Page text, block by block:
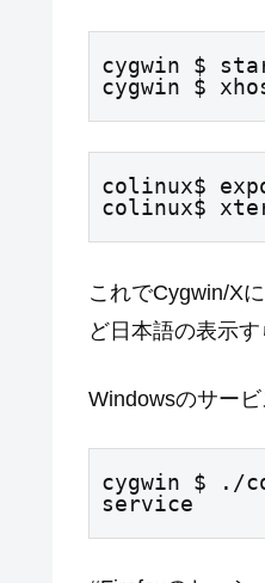
cygwin $
cygwin $
colinux$
colinux$
これでCygwin/X
ど日本語の表示
Windowsのサービ
cygwin $ ./
service